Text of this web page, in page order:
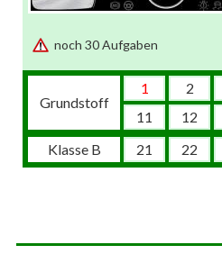
noch 30 Aufgaben
Grundstoff
1 2
11
12
Klasse B
21 22